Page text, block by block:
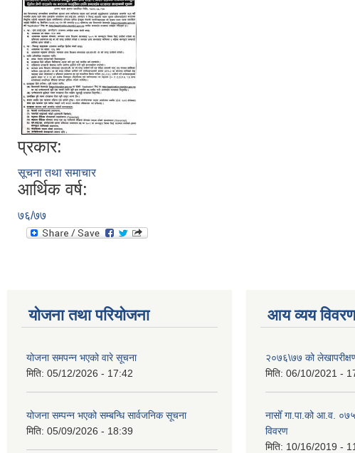
प्रकार:
सूचना तथा समाचार
आर्थिक वर्ष:
७६/७७
योजना तथा परियोजना
योजना समपन्न भएको वारे सूचना
मिति: 05/12/2026 - 17:42
योजना सम्पन्न भएको सम्बन्धि सार्वजनिक सूचना
मिति: 05/09/2026 - 18:39
आय व्यय विवरण
२०७६\७७ को
मिति: 06/10/2021 -
नासोँ गा.पा.को आ.व.
विवरण
मिति: 10/16/2019 -